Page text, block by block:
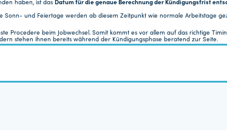
haben, ist das Datum für die genaue Berechnung der Kündigungsfrist
Sonn- und Feiertage werden ab diesem Zeitpunkt wie normale Arbeitstage
Procedere beim Jobwechsel. Somit kommt es vor allem auf das richtige
stehen ihnen bereits während der Kündigungsphase beratend zur Seite.